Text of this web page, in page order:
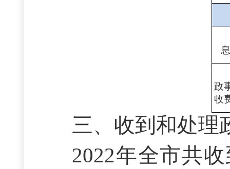
政
收
三、收到和处理
2022年全市共